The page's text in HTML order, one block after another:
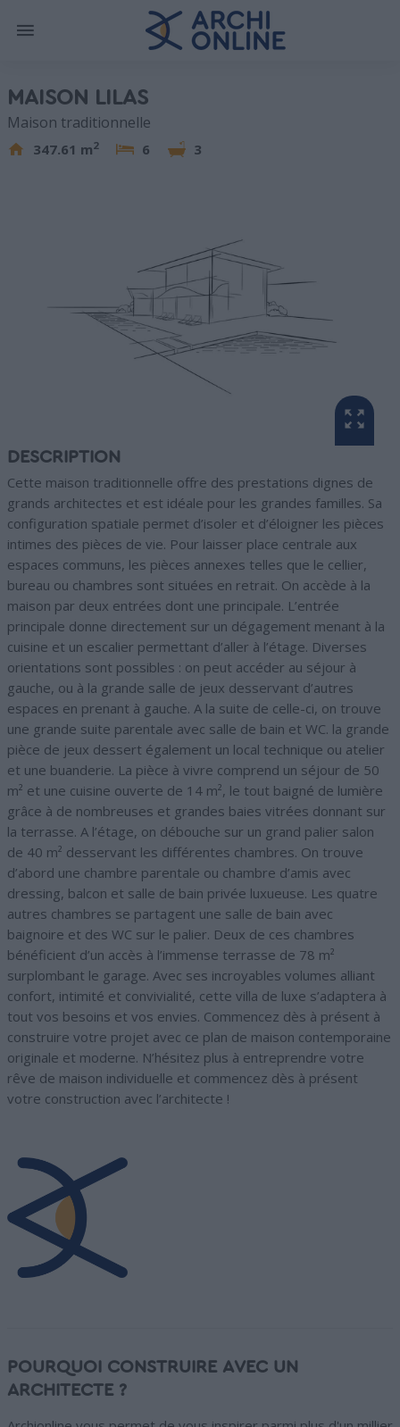
MAISON LILAS
Maison traditionnelle
347.61 m2 6 3
DESCRIPTION
Cette maison traditionnelle offre des prestations dignes de
grands architectes et est idéale pour les grandes familles. Sa
configuration spatiale permet d’isoler et d’éloigner les pièces
intimes des pièces de vie. Pour laisser place centrale aux
espaces communs, les pièces annexes telles que le cellier,
bureau ou chambres sont situées en retrait. On accède à la
maison par deux entrées dont une principale. L’entrée
principale donne directement sur un dégagement menant à la
cuisine et un escalier permettant d’aller à l’étage. Diverses
orientations sont possibles : on peut accéder au séjour à
gauche, ou à la grande salle de jeux desservant d’autres
espaces en prenant à gauche. A la suite de celle-ci, on trouve
une grande suite parentale avec salle de bain et WC. la grande
pièce de jeux dessert également un local technique ou atelier
et une buanderie. La pièce à vivre comprend un séjour de 50
m² et une cuisine ouverte de 14 m², le tout baigné de lumière
grâce à de nombreuses et grandes baies vitrées donnant sur
la terrasse. A l’étage, on débouche sur un grand palier salon
de 40 m² desservant les différentes chambres. On trouve
d’abord une chambre parentale ou chambre d’amis avec
dressing, balcon et salle de bain privée luxueuse. Les quatre
autres chambres se partagent une salle de bain avec
baignoire et des WC sur le palier. Deux de ces chambres
bénéficient d’un accès à l’immense terrasse de 78 m²
surplombant le garage. Avec ses incroyables volumes alliant
confort, intimité et convivialité, cette villa de luxe s’adaptera à
tout vos besoins et vos envies. Commencez dès à présent à
construire votre projet avec ce plan de maison contemporaine
originale et moderne. N’hésitez plus à entreprendre votre
rêve de maison individuelle et commencez dès à présent
votre construction avec l’architecte !
POURQUOI CONSTRUIRE AVEC UN
ARCHITECTE ?